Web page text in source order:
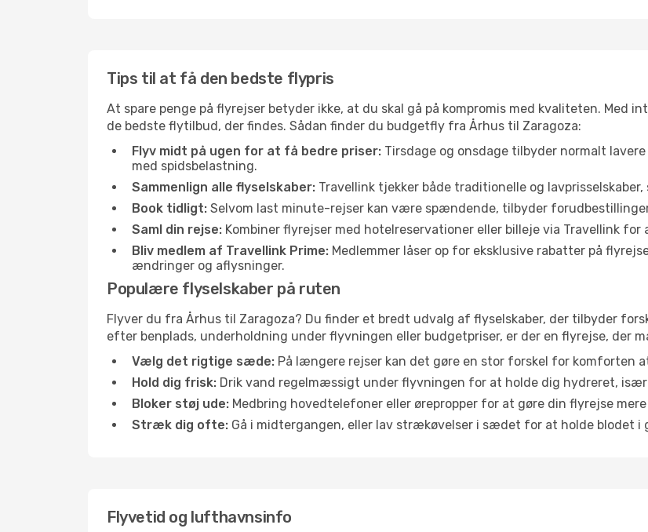
Tips til at få den bedste flypris
At spare penge på flyrejser betyder ikke, at du skal gå på kompromis med kvaliteten. Med
de bedste flytilbud, der findes. Sådan finder du budgetfly fra Århus til Zaragoza:
Flyv midt på ugen for at få bedre priser: Tirsdage og onsdage tilbyder normalt
med spidsbelastning.
Sammenlign alle flyselskaber: Travellink tjekker både traditionelle og
Book tidligt: Selvom last minute-rejser kan være spændende, tilbyder
Saml din rejse: Kombiner flyrejser med hotelreservationer eller billeje via Travellink for
Bliv medlem af Travellink Prime: Medlemmer låser op for eksklusive rabatter på
ændringer og aflysninger.
Populære flyselskaber på ruten
Flyver du fra Århus til Zaragoza? Du finder et bredt udvalg af flyselskaber, der tilbyder
efter benplads, underholdning under flyvningen eller budgetpriser, er der en flyrejse, der
Vælg det rigtige sæde: På længere rejser kan det gøre en stor forskel for komforten
Hold dig frisk: Drik vand regelmæssigt under flyvningen for at holde dig hydreret,
Bloker støj ude: Medbring hovedtelefoner eller ørepropper for at gøre din flyrejse
Stræk dig ofte: Gå i midtergangen, eller lav strækøvelser i sædet for at holde blodet i
Flyvetid og lufthavnsinfo